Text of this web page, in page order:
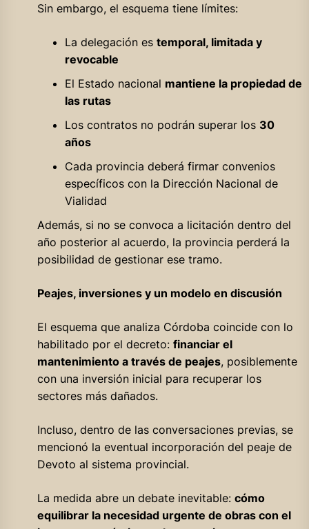
Sin embargo, el esquema tiene límites:
La delegación es temporal, limitada y
revocable
El Estado nacional mantiene la propiedad de
las rutas
Los contratos no podrán superar los 30
años
Cada provincia deberá firmar convenios
específicos con la Dirección Nacional de
Vialidad
Además, si no se convoca a licitación dentro del
año posterior al acuerdo, la provincia perderá la
posibilidad de gestionar ese tramo.
Peajes, inversiones y un modelo en discusión
El esquema que analiza Córdoba coincide con lo
habilitado por el decreto: financiar el
mantenimiento a través de peajes, posiblemente
con una inversión inicial para recuperar los
sectores más dañados.
Incluso, dentro de las conversaciones previas, se
mencionó la eventual incorporación del peaje de
Devoto al sistema provincial.
La medida abre un debate inevitable: cómo
equilibrar la necesidad urgente de obras con el